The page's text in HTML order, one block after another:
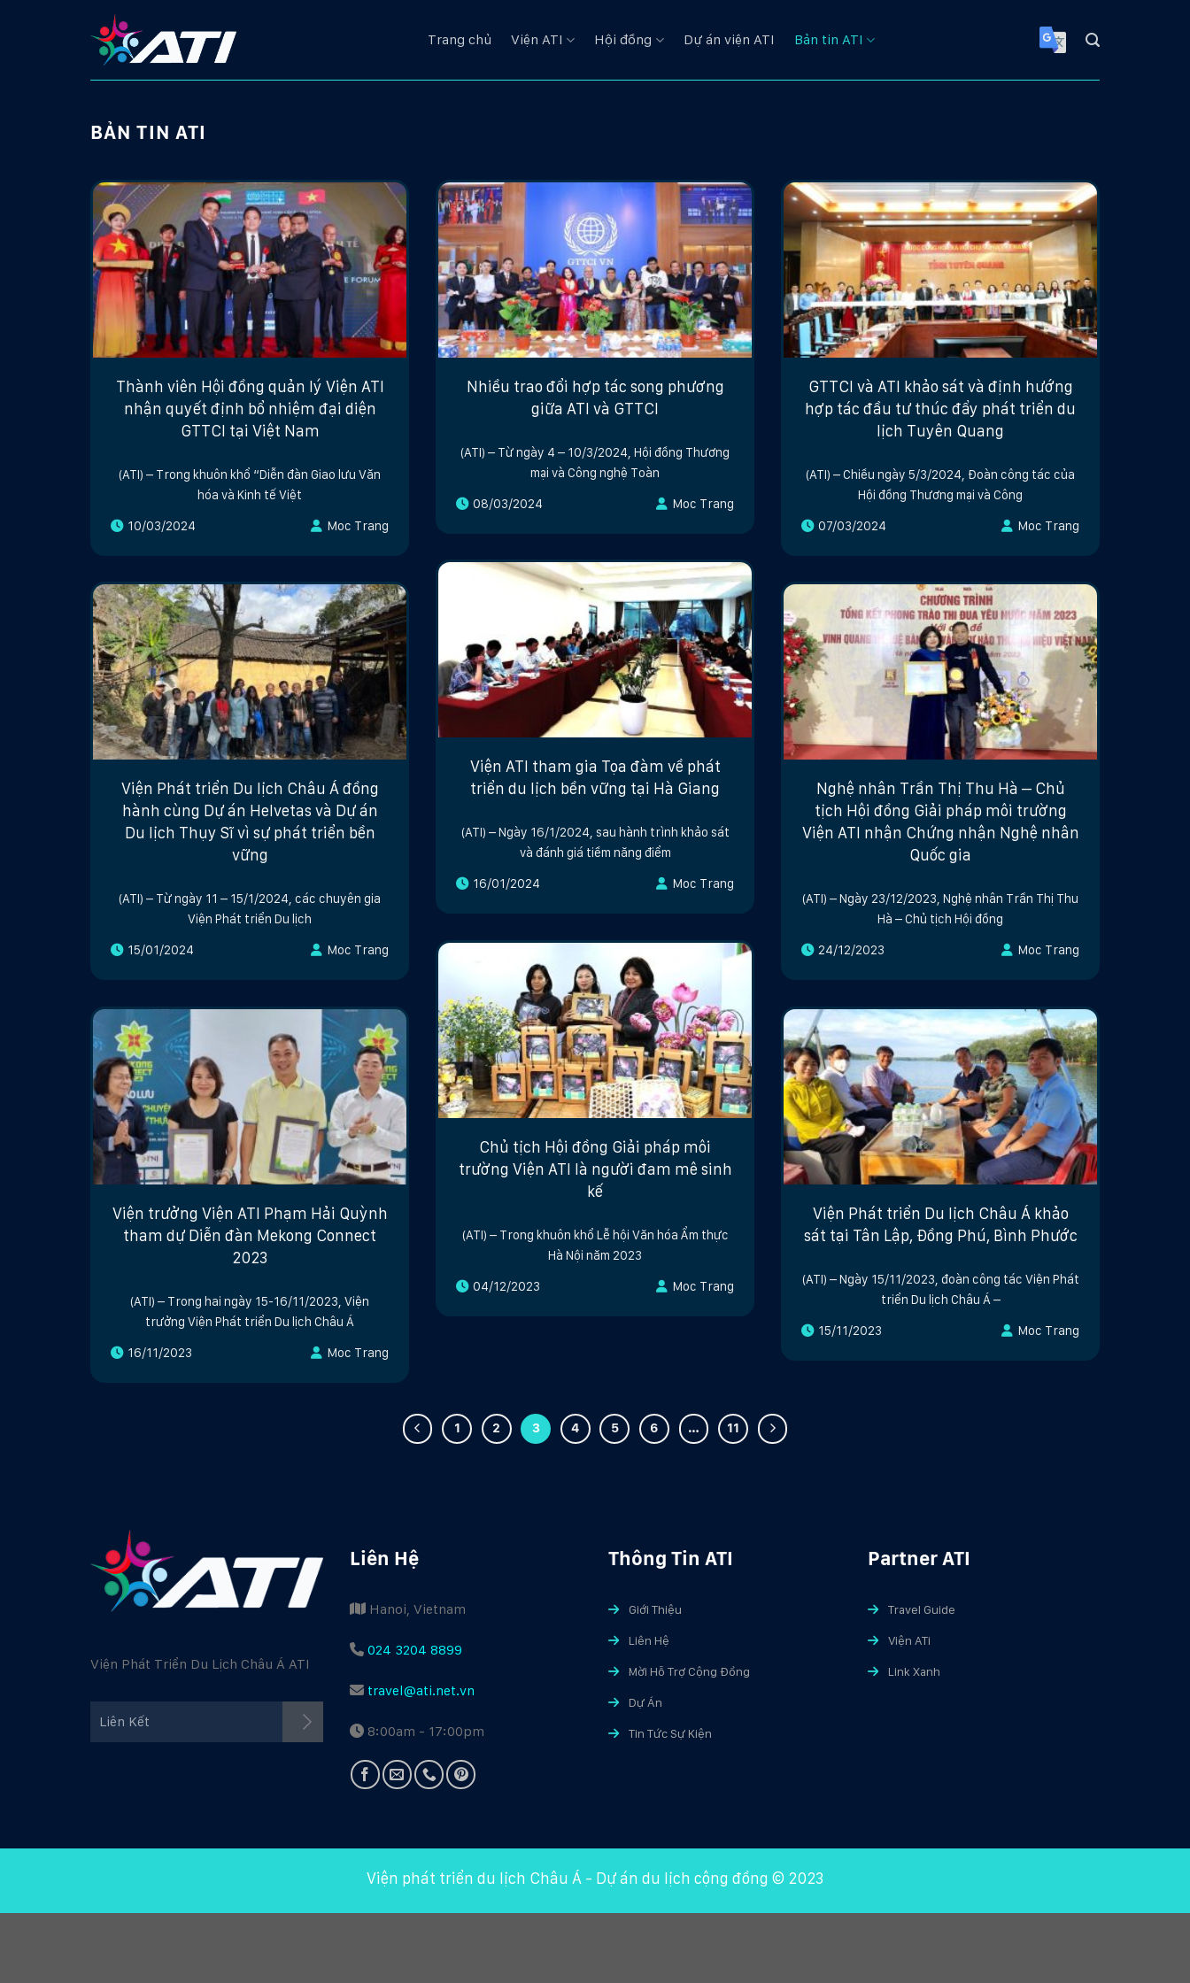
Trang chủ Viện ATI Hội đồng Dự án viện ATI Bản tin ATI
BẢN TIN ATI
Thành viên Hội đồng quản lý Viện ATI
nhận quyết định bổ nhiệm đại diện
GTTCI tại Việt Nam
(ATI) – Trong khuôn khổ “Diễn đàn Giao lưu Văn
hóa và Kinh tế Việt
10/03/2024 Moc Trang
Nhiều trao đổi hợp tác song phương
giữa ATI và GTTCI
(ATI) – Từ ngày 4 – 10/3/2024, Hội đồng Thương
mại và Công nghệ Toàn
08/03/2024 Moc Trang
GTTCI và ATI khảo sát và định hướng
hợp tác đầu tư thúc đẩy phát triển du
lịch Tuyên Quang
(ATI) – Chiều ngày 5/3/2024, Đoàn công tác của
Hội đồng Thương mại và Công
07/03/2024 Moc Trang
Viện ATI tham gia Tọa đàm về phát
triển du lịch bền vững tại Hà Giang
(ATI) – Ngày 16/1/2024, sau hành trình khảo sát
và đánh giá tiềm năng điểm
16/01/2024 Moc Trang
Viện Phát triển Du lịch Châu Á đồng
hành cùng Dự án Helvetas và Dự án
Du lịch Thụy Sĩ vì sự phát triển bền
vững
(ATI) – Từ ngày 11 – 15/1/2024, các chuyên gia
Viện Phát triển Du lịch
15/01/2024 Moc Trang
Nghệ nhân Trần Thị Thu Hà – Chủ
tịch Hội đồng Giải pháp môi trường
Viện ATI nhận Chứng nhận Nghệ nhân
Quốc gia
(ATI) – Ngày 23/12/2023, Nghệ nhân Trần Thị Thu
Hà – Chủ tịch Hội đồng
24/12/2023 Moc Trang
Chủ tịch Hội đồng Giải pháp môi
trường Viện ATI là người đam mê sinh
kế
(ATI) – Trong khuôn khổ Lễ hội Văn hóa Ẩm thực
Hà Nội năm 2023
04/12/2023 Moc Trang
Viện trưởng Viện ATI Phạm Hải Quỳnh
tham dự Diễn đàn Mekong Connect
2023
(ATI) – Trong hai ngày 15-16/11/2023, Viện
trưởng Viện Phát triển Du lịch Châu Á
16/11/2023 Moc Trang
Viện Phát triển Du lịch Châu Á khảo
sát tại Tân Lập, Đồng Phú, Bình Phước
(ATI) – Ngày 15/11/2023, đoàn công tác Viện Phát
triển Du lịch Châu Á –
15/11/2023 Moc Trang
1 2 3 4 5 6 … 11
Viện Phát Triển Du Lịch Châu Á ATI
Liên Kết
Facebook ATI
Youtube ATI
Liên Hệ
Hanoi, Vietnam
024 3204 8899
travel@ati.net.vn
8:00am - 17:00pm
Thông Tin ATI
Giới Thiệu
Liên Hệ
Mời Hỗ Trợ Cộng Đồng
Dự Án
Tin Tức Sự Kiện
Partner ATI
Travel Guide
Viện ATi
Link Xanh
Viện phát triển du lịch Châu Á - Dự án du lịch cộng đồng © 2023